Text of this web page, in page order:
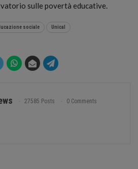
sulle povertà educative.
sociale Unical
27585 Posts 0 Comments